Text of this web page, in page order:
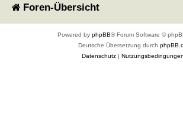
Foren-Übersicht
Powered by phpBB® Forum Software ©
Deutsche Übersetzung durch
Datenschutz| Nutzungsbedingungen